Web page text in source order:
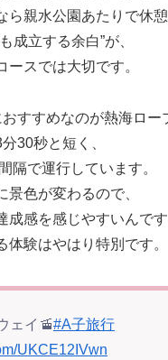
ら親水公園あたりで休憩
成立する余白”が、
ースでは大切です。
すすめなのが熱海ロー
30秒と短く、
隔で運行しています。
景色が変わるので、
成感を感じやすいんです
体験はやはり特別です。
ェイ🚡#A子旅行
UKCE12IVwn